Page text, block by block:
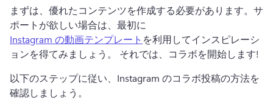
まずは、優れたコンテンツを作成する必要があります。サ
ポートが欲しい場合は、最初に
Instagram の動画テンプレート を利用してインスピレーシ
ョンを得てみましょう。 それでは、コラボを開始します!
以下のステップに従い、Instagram のコラボ投稿の方法を
確認しましょう。